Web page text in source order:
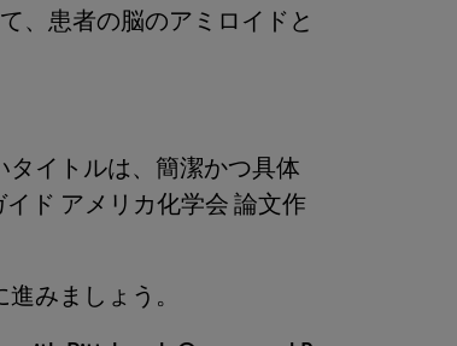
、患者の脳のアミロイドと
イトルは、簡潔かつ具体
ド アメリカ化学会 論文作
みましょう。